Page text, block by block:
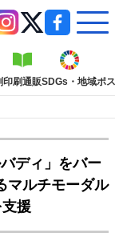
印刷通販SDGs・地域ポ
ンツ
ディ」をバー
マルチモーダル
援